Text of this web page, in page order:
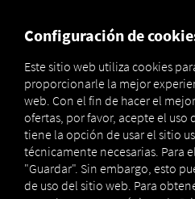
Marketplace Connectors
VOLVO
Configuración de
Este sitio web utiliza cookies
proporcionarle la mejor
web. Con el fin de hacer el
ofertas, por favor, acepte el uso
tiene la opción de usar el sitio
técnicamente necesarias. Para
"Guardar". Sin embargo, esto
de uso del sitio web. Para